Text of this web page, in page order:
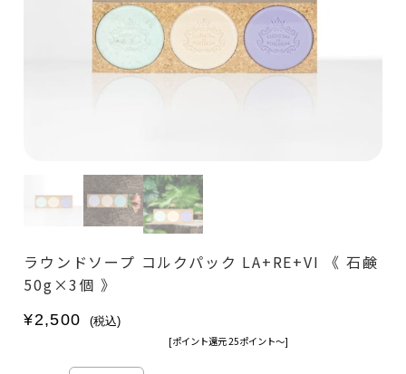
ラウンドソープ コルクパック LA+RE+VI 《 石鹸
50g×3個 》
¥2,500
(税込)
[ポイント還元 25ポイント〜]